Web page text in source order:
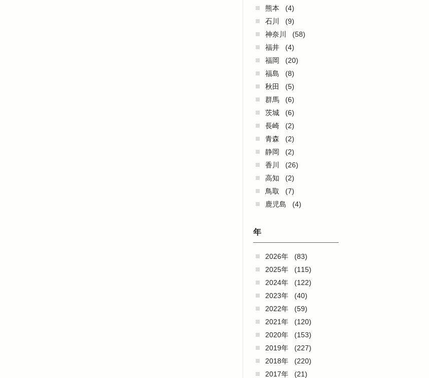
熊本
(4)
石川
(9)
神奈川
(58)
福井
(4)
福岡
(20)
福島
(8)
秋田
(5)
群馬
(6)
茨城
(6)
長崎
(2)
青森
(2)
静岡
(2)
香川
(26)
高知
(2)
鳥取
(7)
鹿児島
(4)
年
2026年
(83)
2025年
(115)
2024年
(122)
2023年
(40)
2022年
(59)
2021年
(120)
2020年
(153)
2019年
(227)
2018年
(220)
2017年
(21)